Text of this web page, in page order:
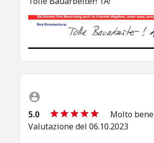
5.0
Molto bene
Valutazione del 06.10.2023